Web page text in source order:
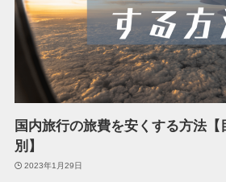
国内旅行の旅費を安くする方法
別】
2023年1月29日